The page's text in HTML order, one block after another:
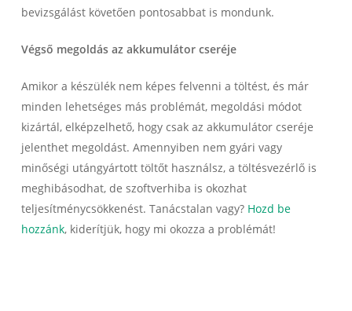
bevizsgálást követően pontosabbat is mondunk.
Végső megoldás az akkumulátor cseréje
Amikor a készülék nem képes felvenni a töltést, és már
minden lehetséges más problémát, megoldási módot
kizártál, elképzelhető, hogy csak az akkumulátor cseréje
jelenthet megoldást. Amennyiben nem gyári vagy
minőségi utángyártott töltőt használsz, a töltésvezérlő is
meghibásodhat, de szoftverhiba is okozhat
teljesítménycsökkenést. Tanácstalan vagy? Hozd be
hozzánk, kiderítjük, hogy mi okozza a problémát!